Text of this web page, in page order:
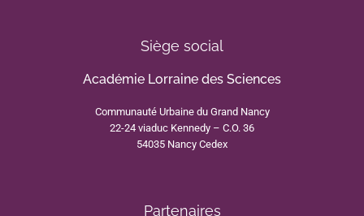
Siège social
Académie Lorraine des Sciences
Communauté Urbaine du Grand Nancy
22-24 viaduc Kennedy – C.O. 36
54035 Nancy Cedex
Partenaires